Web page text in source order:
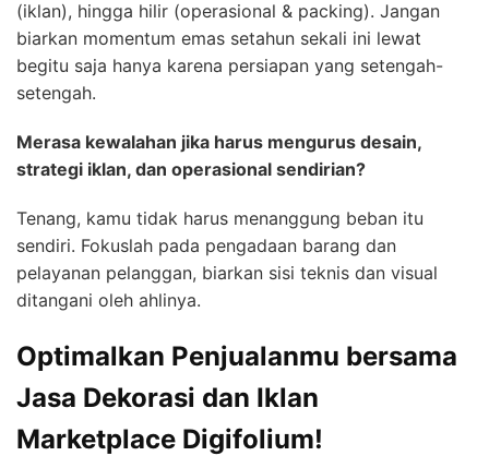
(iklan), hingga hilir (operasional & packing). Jangan
biarkan momentum emas setahun sekali ini lewat
begitu saja hanya karena persiapan yang setengah-
setengah.
Merasa kewalahan jika harus mengurus desain,
strategi iklan, dan operasional sendirian?
Tenang, kamu tidak harus menanggung beban itu
sendiri. Fokuslah pada pengadaan barang dan
pelayanan pelanggan, biarkan sisi teknis dan visual
ditangani oleh ahlinya.
Optimalkan Penjualanmu bersama
Jasa Dekorasi dan Iklan
Marketplace Digifolium!